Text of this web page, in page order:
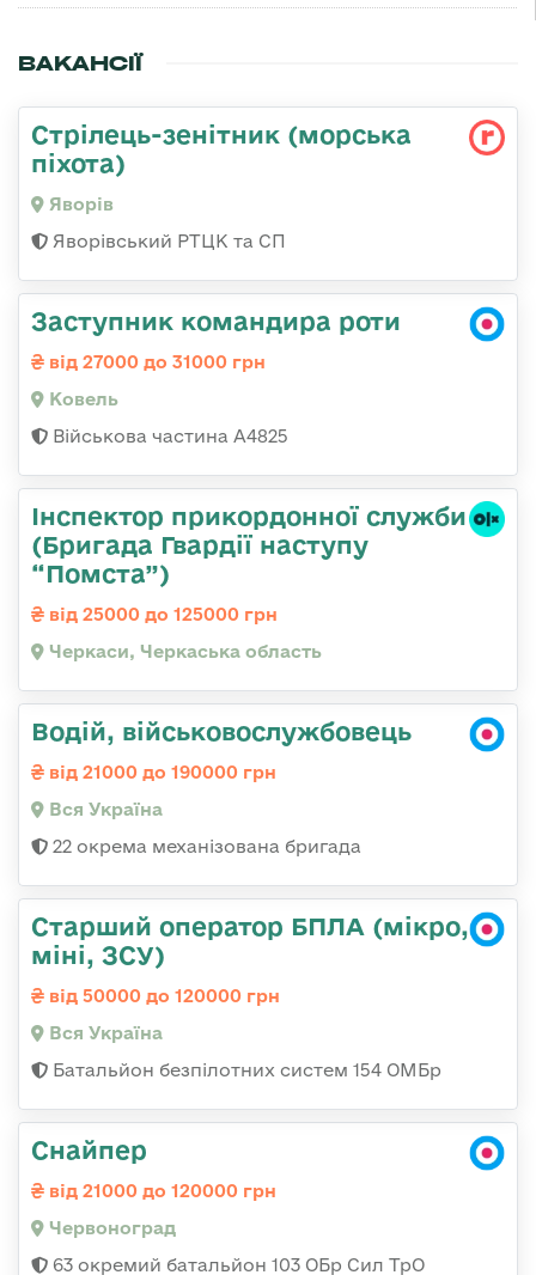
ВАКАНСІЇ
Стрілець-зенітник (морська
піхота)
Яворів
Яворівський РТЦК та СП
Заступник командира роти
від 27000 до 31000 грн
Ковель
Військова частина А4825
Інспектор прикордонної служби
(Бригада Гвардії наступу
“Помста”)
від 25000 до 125000 грн
Черкаси, Черкаська область
Водій, військовослужбовець
від 21000 до 190000 грн
Вся Україна
22 окрема механізована бригада
Старший оператор БПЛА (мікро,
міні, ЗСУ)
від 50000 до 120000 грн
Вся Україна
Батальйон безпілотних систем 154 ОМБр
Снайпер
від 21000 до 120000 грн
Червоноград
63 окремий батальйон 103 ОБр Сил ТрО